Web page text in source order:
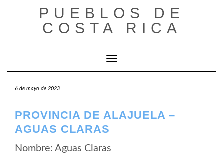
PUEBLOS DE
COSTA RICA
Cambiar modo de navegación
6 de mayo de 2023
PROVINCIA DE ALAJUELA –
AGUAS CLARAS
Nombre: Aguas Claras